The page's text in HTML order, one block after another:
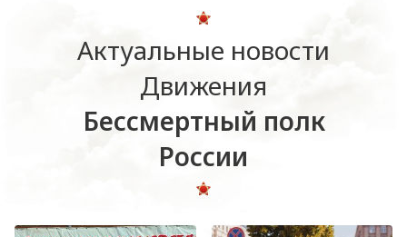
Актуальные новости
Движения
Бессмертный полк
России